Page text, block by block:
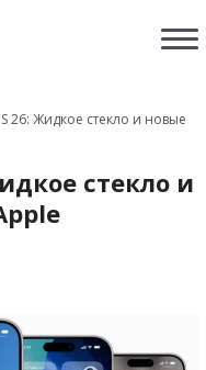
26: Жидкое стекло и новые
стекло и